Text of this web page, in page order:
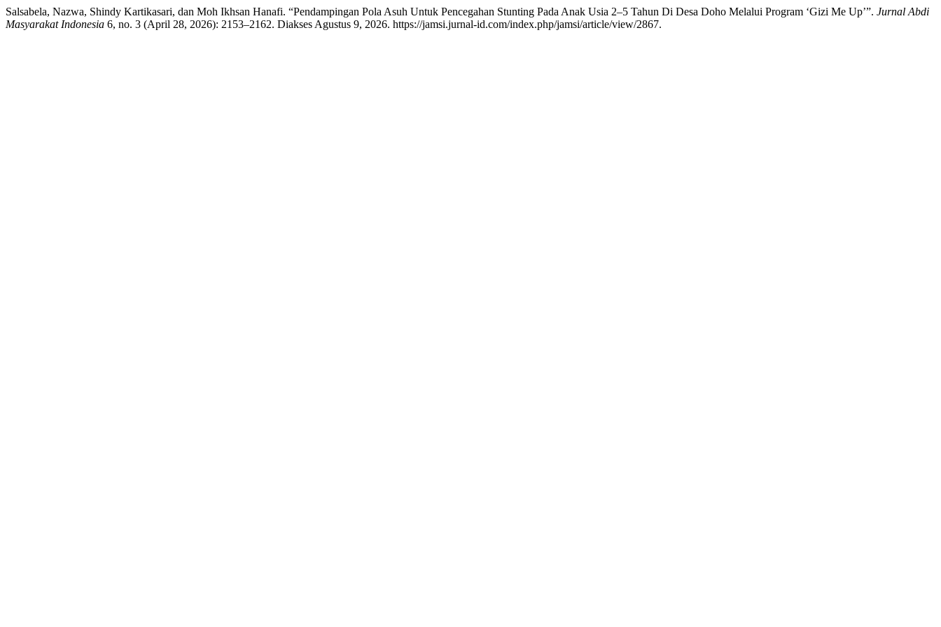
Salsabela, Nazwa, Shindy Kartikasari, dan Moh Ikhsan Hanafi. “Pendampingan Pola Asuh Untuk Pencegahan Stunting Pada Anak Usia 2–5 Tahun Di Desa Doho Melalui Program ‘Gizi Me Up’”. Jurnal Abdi
Masyarakat Indonesia 6, no. 3 (April 28, 2026): 2153–2162. Diakses Agustus 9, 2026. https://jamsi.jurnal-id.com/index.php/jamsi/article/view/2867.